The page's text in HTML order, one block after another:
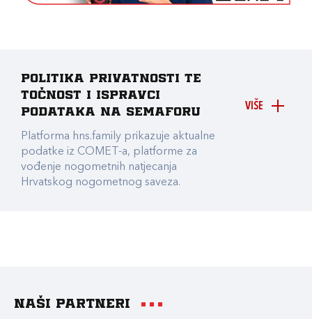
VIŠE
Politika privatnosti te
točnost i ispravci
podataka na Semaforu
Platforma hns.family prikazuje aktualne
podatke iz COMET-a, platforme za
vođenje nogometnih natjecanja
Hrvatskog nogometnog saveza.
Naši partneri